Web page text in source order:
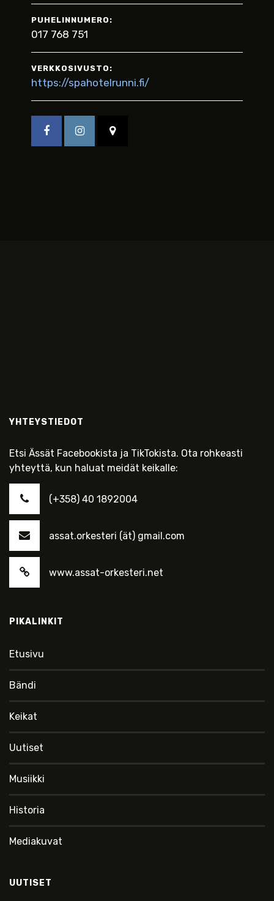
PUHELINNUMERO:
017 768 751
VERKKOSIVUSTO:
https://spahotelrunni.fi/
YHTEYSTIEDOT
Etsi Ässät Facebookista ja TikTokista. Ota rohkeasti
yhteyttä, kun haluat meidät keikalle:
(+358) 40 1892004
assat.orkesteri (ät) gmail.com
www.assat-orkesteri.net
PIKALINKIT
Etusivu
Bändi
Keikat
Uutiset
Musiikki
Historia
Mediakuvat
UUTISET